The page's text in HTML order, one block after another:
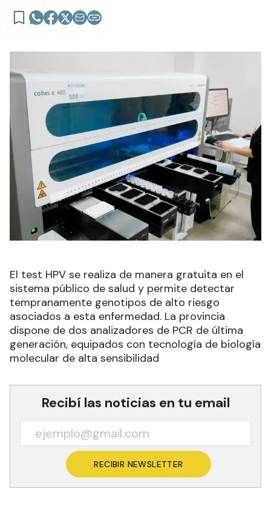
El test HPV se realiza de manera gratuita en el
sistema público de salud y permite detectar
tempranamente genotipos de alto riesgo
asociados a esta enfermedad. La provincia
dispone de dos analizadores de PCR de última
generación, equipados con tecnología de biología
molecular de alta sensibilidad
Recibí las noticias en tu email
RECIBIR NEWSLETTER